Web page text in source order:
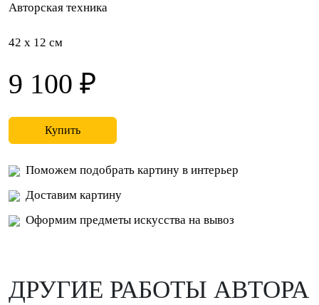
Авторская техника
42 x 12 см
9 100 ₽
Купить
Поможем подобрать картину в интерьер
Доставим картину
Оформим предметы искусства на вывоз
ДРУГИЕ РАБОТЫ АВТОРА